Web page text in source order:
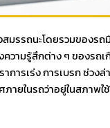
สมรรถนะโดยรวมของร
ความรู้สึกต่าง ๆ ของรถ
การเร่ง การเบรก ช่วง
ภายในรถว่าอยู่ในสภาพ